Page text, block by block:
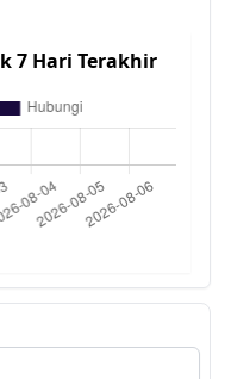
7 Hari Terakhir